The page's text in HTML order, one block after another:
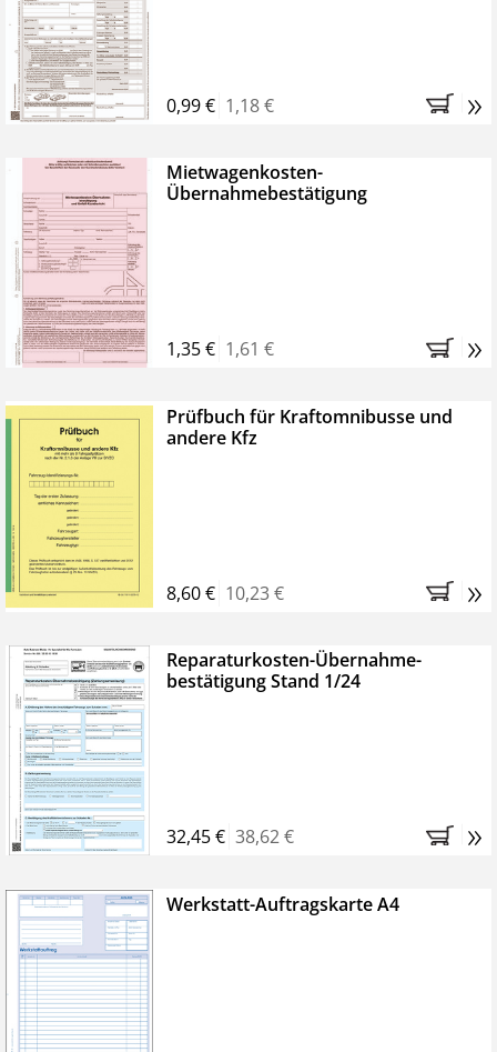
0,99 € 1,18 € »
Mietwagenkosten-
Übernahmebestätigung
1,35 € 1,61 € »
Prüfbuch für Kraftomnibusse und
andere Kfz
8,60 € 10,23 € »
Reparaturkosten-­­Übernahme­
bestätigung ­Stand 1/24
32,45 € 38,62 € »
Werkstatt-Auftragskarte A4